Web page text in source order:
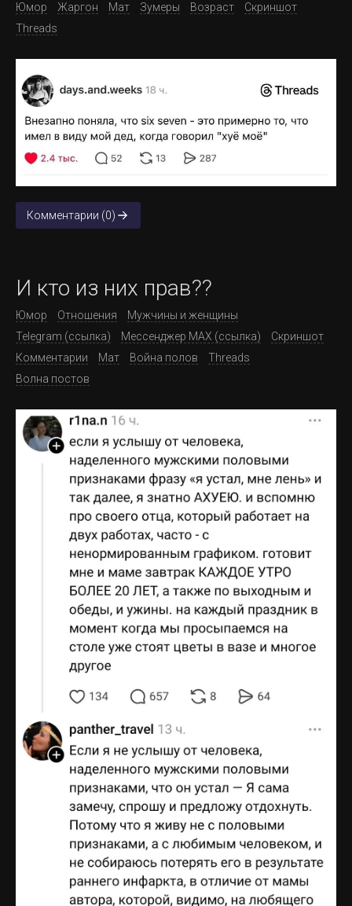
Юмор Жаргон Мат Зумеры Возраст
Скриншот
Threads
Комментарии (0)
И кто из них прав??
Юмор Отношения
Мужчины и женщины
Telegram (ссылка)
Мессенджер MAX (ссылка)
Скриншот
Комментарии
Мат Война полов
Threads
Волна постов